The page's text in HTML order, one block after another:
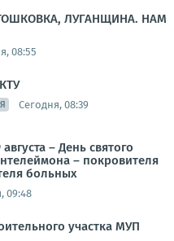
ЛУГАНЩИНА. НАМ
08:55
Сегодня, 08:39
– День святого
– покровителя
больных
09:48
участка МУП